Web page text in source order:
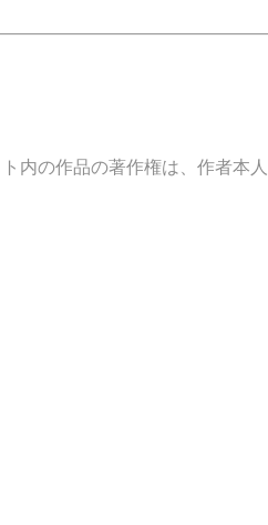
内の作品の著作権は、作者本